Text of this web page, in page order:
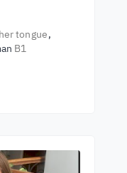
tongue
B1